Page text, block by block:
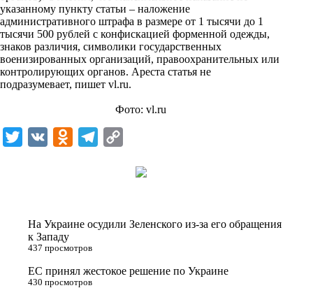
указанному пункту статьи – наложение
административного штрафа в размере от 1 тысячи до 1
тысячи 500 рублей с конфискацией форменной одежды,
знаков различия, символики государственных
военизированных организаций, правоохранительных или
контролирующих органов. Ареста статья не
подразумевает, пишет vl.ru.
Фото: vl.ru
a
s
m
k
На Украине осудили Зеленского из-за его обращения
к Западу
437 просмотров
ЕС принял жестокое решение по Украине
430 просмотров